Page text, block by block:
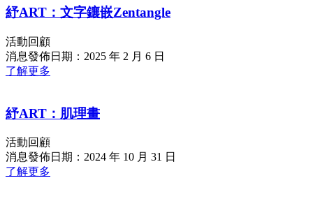
紓ART：文字鑲嵌Zentangle
活動回顧
消息發佈日期：2025 年 2 月 6 日
了解更多
紓ART：肌理畫
活動回顧
消息發佈日期：2024 年 10 月 31 日
了解更多